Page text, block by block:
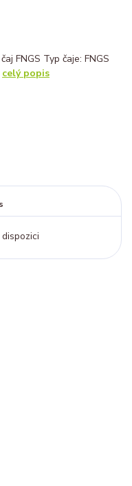
FNGS Typ čaje: FNGS
celý popis